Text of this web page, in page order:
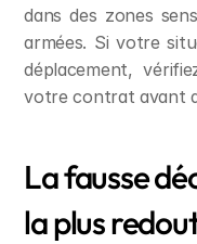
dans des zones
armées. Si votre
déplacement,
votre contrat avant
La fausse
la plus